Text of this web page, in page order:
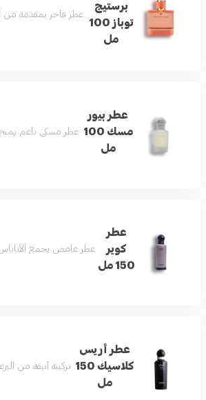
برستيج
توباز 100
مل
عطر فاخر بمقدمة من
عطر بيور
مسك 100
مل
عطر مسكي ناعم يمنح
عطر
كوير
150 مل
عطر غامض يجمع الأناناس
عطر أريس
كلاسيك 150
مل
تركيبة أنيقة من